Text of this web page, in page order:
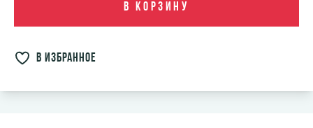
В корзину
в избранное